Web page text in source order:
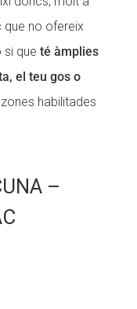
que no ofereix
que té àmplies
el teu gos o
habilitades
–